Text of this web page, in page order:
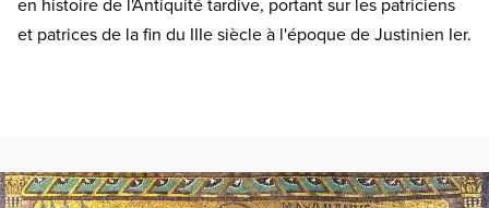
en histoire de l'Antiquité tardive, portant sur les patriciens
et patrices de la fin du IIIe siècle à l'époque de Justinien Ier.